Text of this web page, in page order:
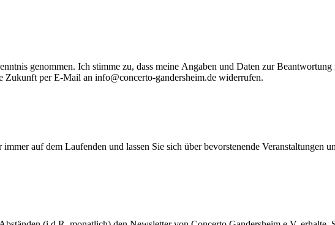
genommen. Ich stimme zu, dass meine Angaben und Daten zur
Zukunft per E-Mail an info@concerto-gandersheim.de widerrufen.
auf dem Laufenden und lassen Sie sich über bevorstenende Veranstaltungen